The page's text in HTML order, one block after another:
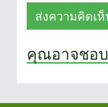
คุณอาจชอบ